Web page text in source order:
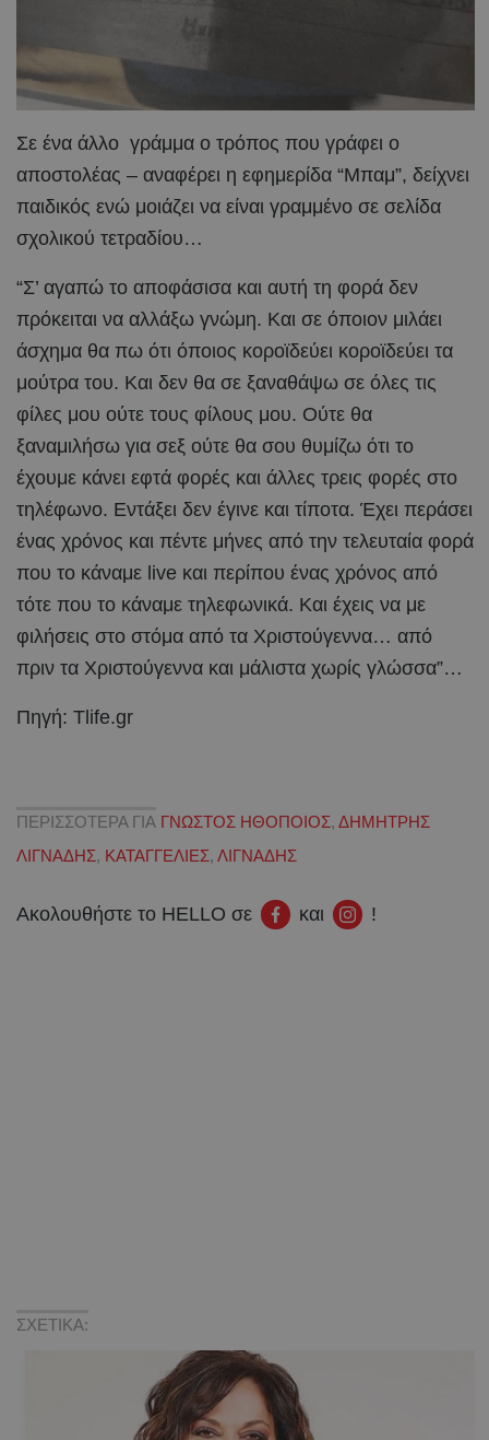
Σε ένα άλλο γράμμα ο τρόπος που γράφει ο
αποστολέας – αναφέρει η εφημερίδα “Μπαμ”, δείχνει
παιδικός ενώ μοιάζει να είναι γραμμένο σε σελίδα
σχολικού τετραδίου…
“Σ’ αγαπώ το αποφάσισα και αυτή τη φορά δεν
πρόκειται να αλλάξω γνώμη. Και σε όποιον μιλάει
άσχημα θα πω ότι όποιος κοροϊδεύει κοροϊδεύει τα
μούτρα του. Και δεν θα σε ξαναθάψω σε όλες τις
φίλες μου ούτε τους φίλους μου. Ούτε θα
ξαναμιλήσω για σεξ ούτε θα σου θυμίζω ότι το
έχουμε κάνει εφτά φορές και άλλες τρεις φορές στο
τηλέφωνο. Εντάξει δεν έγινε και τίποτα. Έχει περάσει
ένας χρόνος και πέντε μήνες από την τελευταία φορά
που το κάναμε live και περίπου ένας χρόνος από
τότε που το κάναμε τηλεφωνικά. Και έχεις να με
φιλήσεις στο στόμα από τα Χριστούγεννα… από
πριν τα Χριστούγεννα και μάλιστα χωρίς γλώσσα”…
Πηγή: Tlife.gr
ΠΕΡΙΣΣΟΤΕΡΑ ΓΙΑ ΓΝΩΣΤΟΣ ΗΘΟΠΟΙΟΣ, ΔΗΜΗΤΡΗΣ
ΛΙΓΝΑΔΗΣ, ΚΑΤΑΓΓΕΛΙΕΣ, ΛΙΓΝΑΔΗΣ
Ακολουθήστε το HELLO σε και !
ΣΧΕΤΙΚΑ: